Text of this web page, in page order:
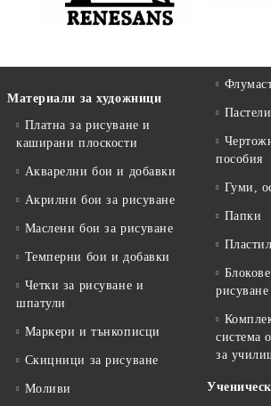
Материали за художници
Платна за рисуване и
каширани плоскости
Акварелни бои и добавки
Акрилни бои за рисуване
Маслени бои за рисуване
Темперни бои и добавки
Четки за рисуване и
шпатули
Маркери и тънкописци
Скицници за рисуване
Моливи
пособия
Гуми,
Папки
рисуване
система
за